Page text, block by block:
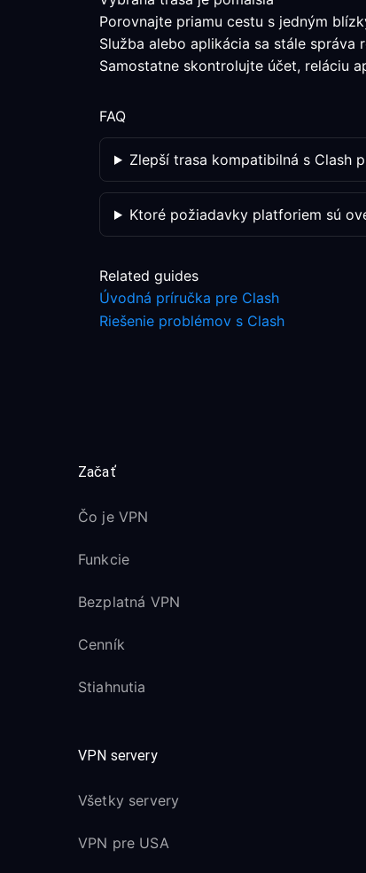
Porovnajte priamu cestu s jedným
Služba alebo aplikácia sa stále správa
Samostatne skontrolujte účet, reláciu
FAQ
Zlepší trasa kompatibilná s Clash
Ktoré požiadavky platforiem sú
Related guides
Úvodná príručka pre Clash
Riešenie problémov s Clash
Začať
Čo je VPN
Funkcie
Bezplatná VPN
Cenník
Stiahnutia
VPN servery
Všetky servery
VPN pre USA